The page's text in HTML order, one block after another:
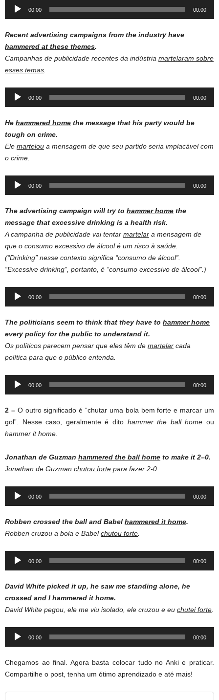
Audio
00:00 00:00
Recent advertising campaigns from the industry have
hammered at these themes.
Campanhas de publicidade recentes da indústria martelaram sobre
esses temas
Audio
00:00 00:00
He hammered home the message that his party would be
tough on crime.
Ele martelou a mensagem de que seu partido seria implacável com
o crime.
Audio
00:00 00:00
The advertising campaign will try to hammer home the
message that excessive drinking is a health risk.
A campanha de publicidade vai tentar martelar a mensagem de
que o consumo excessivo de álcool é um risco à saúde.
(“Drinking” nesse contexto significa “consumo de álcool”.
“Excessive drinking”, portanto, é “consumo excessivo de álcool”.)
Audio
00:00 00:00
The politicians seem to think that they have to hammer home
every policy for the public to understand it.
Os políticos parecem pensar que eles têm de martelar cada
política para que o público entenda.
Audio
00:00 00:00
2 – O outro significado é “chutar uma bola bem forte e marcar um
gol”. Nesse caso, geralmente é dito hammer the ball home ou
hammer it home
Jonathan de Guzman hammered the ball home to make it 2–0.
Jonathan de Guzman chutou forte para fazer 2-0.
Audio
00:00 00:00
Robben crossed the ball and Babel hammered it home.
Robben cruzou a bola e Babelchutou forte
Audio
00:00 00:00
David White picked it up, he saw me standing alone, he
crossed and I hammered it home.
David White pegou, ele me viu isolado, ele cruzou e eu chutei forte
Audio
00:00 00:00
Chegamos ao final. Agora basta colocar tudo no Anki e praticar.
Compartilhe o post, tenha um ótimo aprendizado e até mais!